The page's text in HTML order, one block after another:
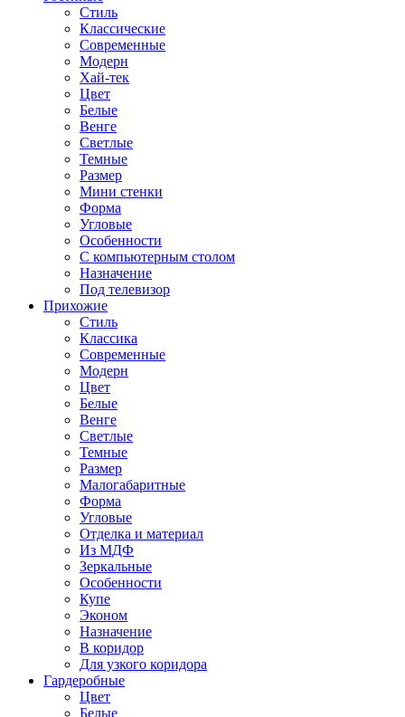
Стиль
Классические
Современные
Модерн
Хай-тек
Цвет
Белые
Венге
Светлые
Темные
Размер
Мини стенки
Форма
Угловые
Особенности
С компьютерным столом
Назначение
Под телевизор
Прихожие
Стиль
Классика
Современные
Модерн
Цвет
Белые
Венге
Светлые
Темные
Размер
Малогабаритные
Форма
Угловые
Отделка и материал
Из МДФ
Зеркальные
Особенности
Купе
Эконом
Назначение
В коридор
Для узкого коридора
Гардеробные
Цвет
Белые